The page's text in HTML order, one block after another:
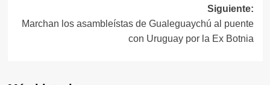
Siguiente:
Marchan los asambleístas de Gualeguaychú al puente
con Uruguay por la Ex Botnia